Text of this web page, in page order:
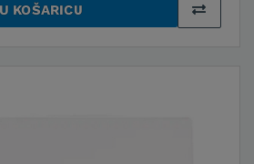
U KOŠARICU